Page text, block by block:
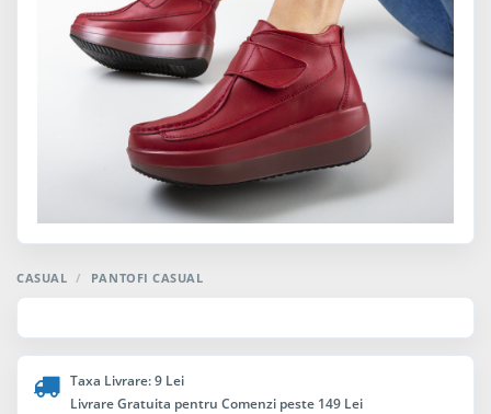
CASUAL / PANTOFI CASUAL
Taxa Livrare: 9 Lei
Livrare Gratuita pentru Comenzi peste 149 Lei